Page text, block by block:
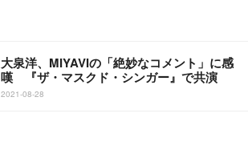
大泉洋、MIYAVIの「絶妙なコメント」に感
嘆 『ザ・マスクド・シンガー』で共演
2021-08-28